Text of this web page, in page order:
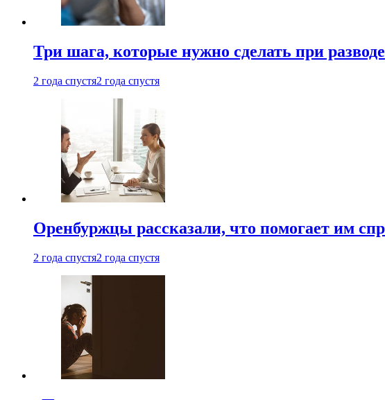
Три шага, которые нужно сделать при разводе
2 года спустя2 года спустя
Оренбуржцы рассказали, что помогает им
2 года спустя2 года спустя